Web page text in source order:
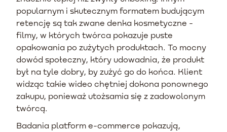
popularnym i skutecznym formatem budującym
retencję są tak zwane denka kosmetyczne -
filmy, w których twórca pokazuje puste
opakowania po zużytych produktach. To mocny
dowód społeczny, który udowadnia, że produkt
był na tyle dobry, by zużyć go do końca. Klient
widząc takie wideo chętniej dokona ponownego
zakupu, ponieważ utożsamia się z zadowolonym
twórcą.
Badania platform e-commerce pokazują,